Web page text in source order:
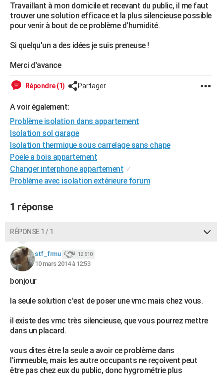
COPAINS D'AVANT
Travaillant à mon domicile et recevant du public, il me faut
trouver une solution efficace et la plus silencieuse possible
pour venir à bout de ce problème d'humidité.
Si quelqu'un a des idées je suis preneuse !
Merci d'avance
Répondre (1) Partager
A voir également:
Problème isolation dans appartement
Isolation sol garage
Isolation thermique sous carrelage sans chape
Poele a bois appartement
Changer interphone appartement ✓
Problème avec isolation extérieure forum
1 réponse
RÉPONSE 1 / 1
stf_frmu 12 510
10 mars 2014 à 12:53
bonjour
la seule solution c'est de poser une vmc mais chez vous.
il existe des vmc très silencieuse, que vous pourrez mettre
dans un placard.
vous dites être la seule a avoir ce problème dans
l'immeuble, mais les autre occupants ne reçoivent peut
être pas chez eux du public, donc hygrométrie plus